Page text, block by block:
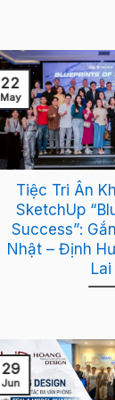
Tiệc Tri Ân
SketchUp
Success”:
Nhật – Định
Lai
22
May
29
Jun